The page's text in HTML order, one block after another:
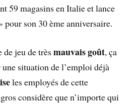
59 magasins en Italie et lance
son 30 ème anniversaire.
de jeu de trèsmauvais goût, ça
situation de l’emploi déjà
les employés de cette
considère que n’importe qui